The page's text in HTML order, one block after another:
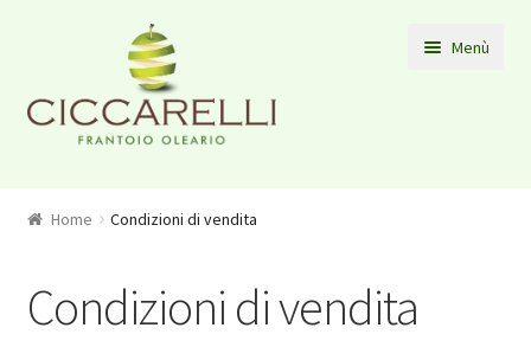
Vai alla navigazione
Vai al contenuto Menù
Home Condizioni di vendita
Condizioni di vendita